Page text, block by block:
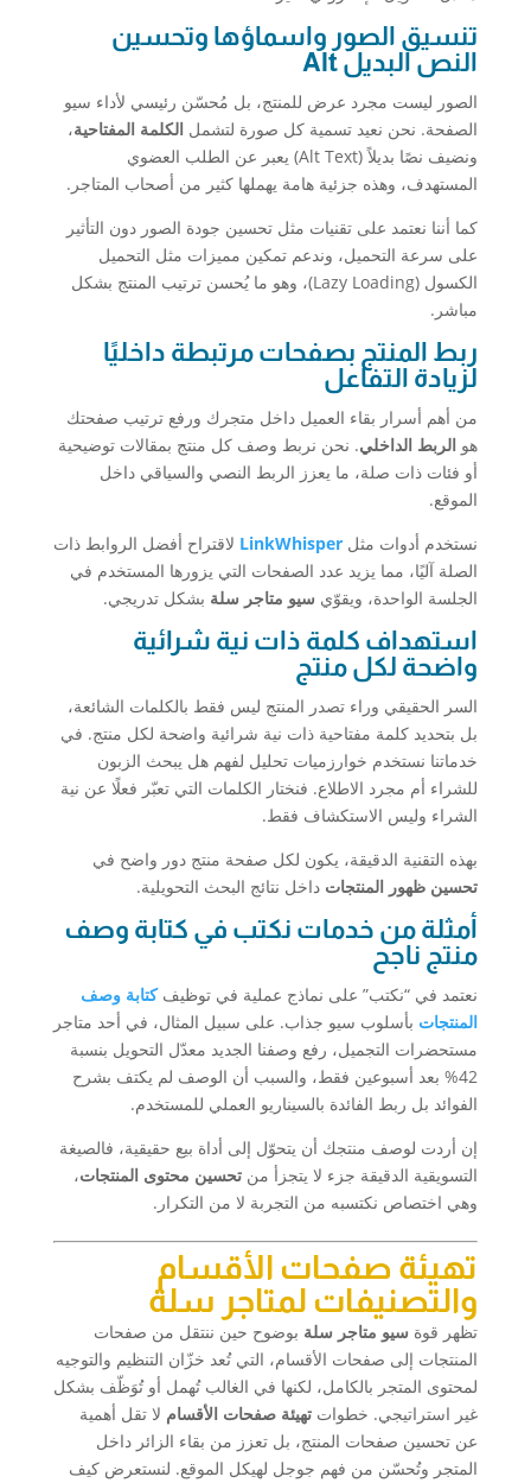
تنسيق الصور واسماؤها وتحسين
النص البديل Alt
الصور ليست مجرد عرض للمنتج، بل مُحسّن رئيسي لأداء سيو
الصفحة. نحن نعيد تسمية كل صورة لتشمل الكلمة المفتاحية،
ونضيف نصًا بديلاً (Alt Text) يعبر عن الطلب العضوي
المستهدف، وهذه جزئية هامة يهملها كثير من أصحاب المتاجر.
كما أننا نعتمد على تقنيات مثل تحسين جودة الصور دون التأثير
على سرعة التحميل، وندعم تمكين مميزات مثل التحميل
الكسول (Lazy Loading)، وهو ما يُحسن ترتيب المنتج بشكل
مباشر.
ربط المنتج بصفحات مرتبطة داخليًا
لزيادة التفاعل
من أهم أسرار بقاء العميل داخل متجرك ورفع ترتيب صفحتك
هو الربط الداخلي. نحن نربط وصف كل منتج بمقالات توضيحية
أو فئات ذات صلة، ما يعزز الربط النصي والسياقي داخل
الموقع.
نستخدم أدوات مثل LinkWhisper لاقتراح أفضل الروابط ذات
الصلة آليًا، مما يزيد عدد الصفحات التي يزورها المستخدم في
الجلسة الواحدة، ويقوّي سيو متاجر سلة بشكل تدريجي.
استهداف كلمة ذات نية شرائية
واضحة لكل منتج
السر الحقيقي وراء تصدر المنتج ليس فقط بالكلمات الشائعة،
بل بتحديد كلمة مفتاحية ذات نية شرائية واضحة لكل منتج. في
خدماتنا نستخدم خوارزميات تحليل لفهم هل يبحث الزبون
للشراء أم مجرد الاطلاع. فنختار الكلمات التي تعبّر فعلًا عن نية
الشراء وليس الاستكشاف فقط.
بهذه التقنية الدقيقة، يكون لكل صفحة منتج دور واضح في
تحسين ظهور المنتجات داخل نتائج البحث التحويلية.
أمثلة من خدمات نكتب في كتابة وصف
منتج ناجح
نعتمد في “نكتب” على نماذج عملية في توظيفكتابة وصف
المنتجات بأسلوب سيو جذاب. على سبيل المثال، في أحد متاجر
مستحضرات التجميل، رفع وصفنا الجديد معدّل التحويل بنسبة
42% بعد أسبوعين فقط، والسبب أن الوصف لم يكتف بشرح
الفوائد بل ربط الفائدة بالسيناريو العملي للمستخدم.
إن أردت لوصف منتجك أن يتحوّل إلى أداة بيع حقيقية، فالصيغة
التسويقية الدقيقة جزء لا يتجزأ من تحسين محتوى المنتجات،
وهي اختصاص نكتسبه من التجربة لا من التكرار.
تهيئة صفحات الأقسام
والتصنيفات لمتاجر سلة
تظهر قوة سيو متاجر سلة بوضوح حين ننتقل من صفحات
المنتجات إلى صفحات الأقسام، التي تُعد خزّان التنظيم والتوجيه
لمحتوى المتجر بالكامل، لكنها في الغالب تُهمل أو تُوَظّف بشكل
غير استراتيجي. خطوات تهيئة صفحات الأقسام لا تقل أهمية
عن تحسين صفحات المنتج، بل تعزز من بقاء الزائر داخل
المتجر وتُحسّن من فهم جوجل لهيكل الموقع. لنستعرض كيف